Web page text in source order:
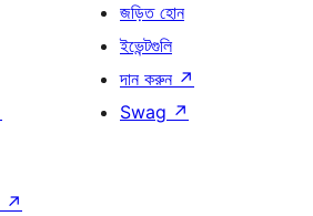
জড়িত হোন
ইভেন্টগুলি
দান করুন ↗
Swag ↗
↗